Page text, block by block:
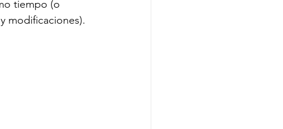
tiempo (o
modificaciones).